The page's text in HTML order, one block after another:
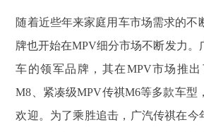
随着近些年来家庭用车市场需求的不
牌也开始在MPV细分市场不断发力。
车的领军品牌，其在MPV市场推
M8、紧凑级MPV传祺M6等多款车型
欢迎。为了乘胜追击，广汽传祺在今